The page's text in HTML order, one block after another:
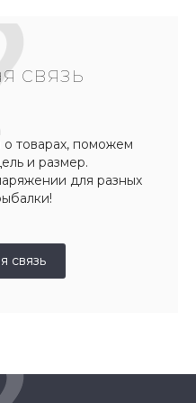
связь
товарах, поможем
и размер.
для разных
связь